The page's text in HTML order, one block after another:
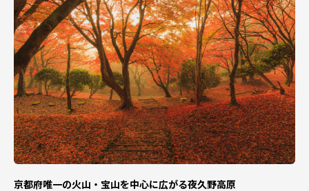
京都府唯一の火山・宝山を中心に広がる夜久野高原